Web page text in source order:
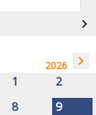
navigate_next
2026 navigate_next
1
2
8
9